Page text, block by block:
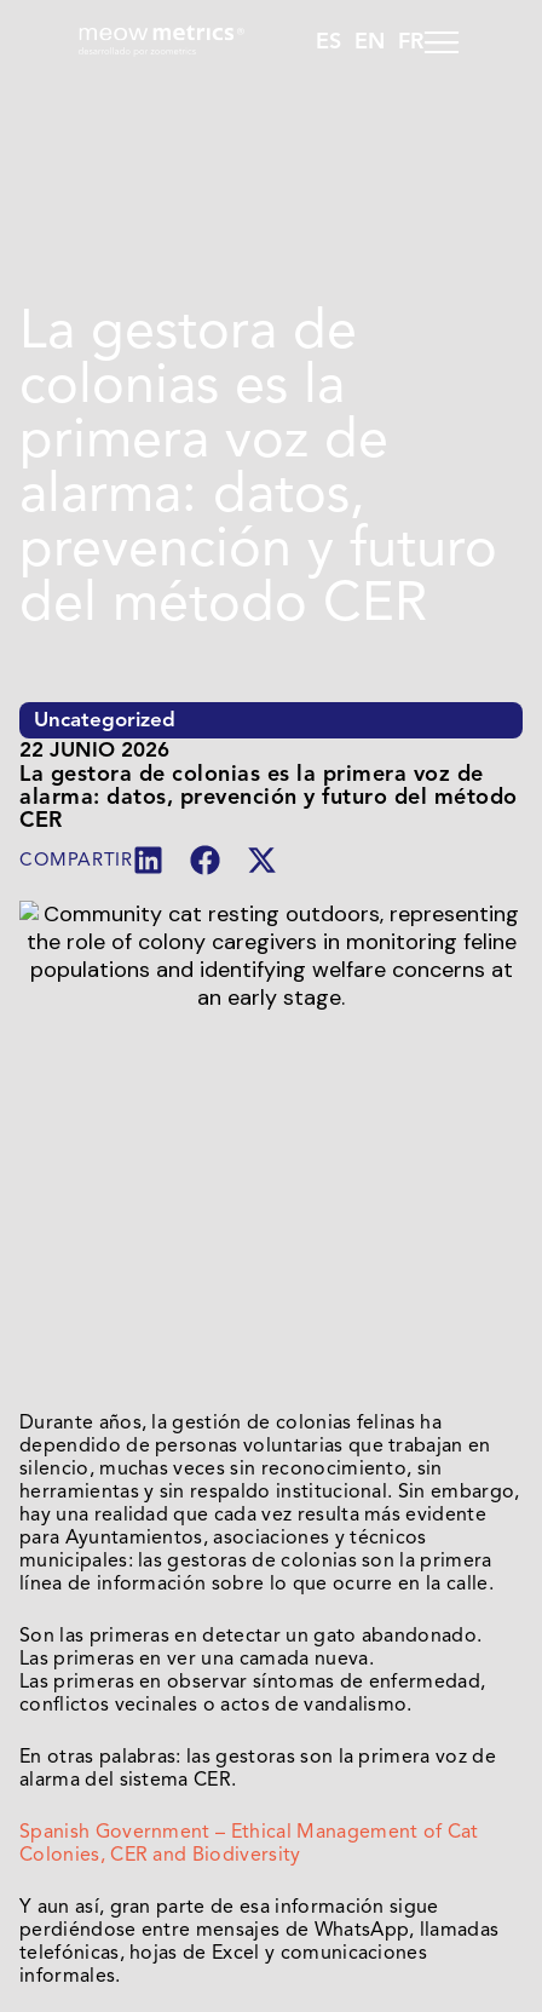
ES EN FR
La gestora de
colonias es la
primera voz de
alarma: datos,
prevención y futuro
del método CER
Uncategorized
22 JUNIO 2026
La gestora de colonias es la primera voz de
alarma: datos, prevención y futuro del método
CER
COMPARTIR
Durante años, la gestión de colonias felinas ha
dependido de personas voluntarias que trabajan en
silencio, muchas veces sin reconocimiento, sin
herramientas y sin respaldo institucional. Sin embargo,
hay una realidad que cada vez resulta más evidente
para Ayuntamientos, asociaciones y técnicos
municipales: las gestoras de colonias son la primera
línea de información sobre lo que ocurre en la calle.
Son las primeras en detectar un gato abandonado.
Las primeras en ver una camada nueva.
Las primeras en observar síntomas de enfermedad,
conflictos vecinales o actos de vandalismo.
En otras palabras: las gestoras son la primera voz de
alarma del sistema CER.
Spanish Government – Ethical Management of Cat
Colonies, CER and Biodiversity
Y aun así, gran parte de esa información sigue
perdiéndose entre mensajes de WhatsApp, llamadas
telefónicas, hojas de Excel y comunicaciones
informales.